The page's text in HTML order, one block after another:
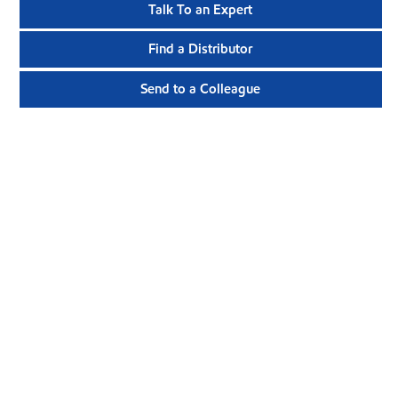
Talk To an Expert
Find a Distributor
Send to a Colleague